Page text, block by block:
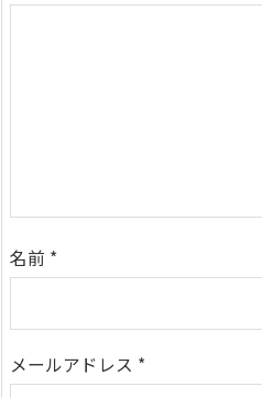
名前 *
メールアドレス *